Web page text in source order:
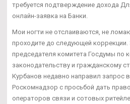
требуется подтверждение дохода
онлайн-заявка на Банки.
Мои ногти не отслаиваются, не
проходите до следующей коррекции.
председателя комитета Госдумы по
законодательству и гражданскому
Курбанов недавно направил запрос
Роскомнадзор с просьбой дать
операторов связи и сотовых